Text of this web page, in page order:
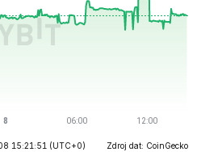
15:21:51 (UTC+0)
Zdroj dat: CoinGecko